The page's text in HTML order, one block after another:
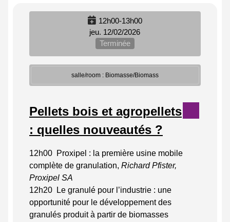
12h00-13h00
jeu. 12/02/2026
Terminée
salle/room : Biomasse/Biomass
Pellets bois et agropellets
: quelles nouveautés ?
12h00 Proxipel : la première usine mobile
complète de granulation, Richard Pfister,
Proxipel SA
12h20 Le granulé pour l’industrie : une
opportunité pour le développement des
granulés produit à partir de biomasses